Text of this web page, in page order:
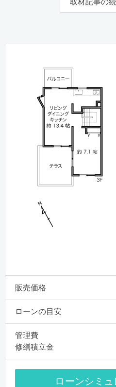
販売価格
ローンの目安
管理費
修繕積立金
ローンシミ